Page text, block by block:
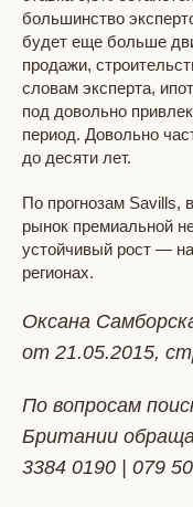
большинство
будет еще больше
продажи,
словам эксперта,
под довольно
период. Довольно
до десяти лет.
По прогнозам Savills,
рынок премиальной
устойчивый рост —
регионах.
Оксана
от 21.05.2015,
По вопросам
Британии
3384 0190 | 079